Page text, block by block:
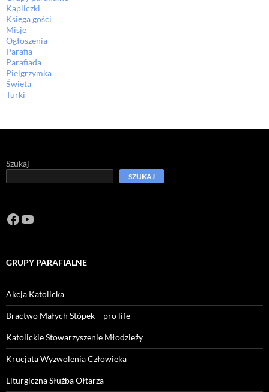
Kapliczki
Księga gości
Misje
Ogłoszenia
Parafia
Parafiada
Pielgrzymka
Święta
Turki
Szukaj
SZUKAJ
Facebook
https://www.youtube.com/channel/
GRUPY PARAFIALNE
Akcja Katolicka
Bractwo Małych Stópek – pro life
Katolickie Stowarzyszenie Młodzieży
Krucjata Wyzwolenia Człowieka
Liturgiczna Służba Ołtarza